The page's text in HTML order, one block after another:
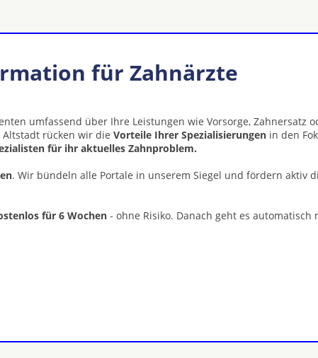
für Zahnärzte
umfassend über Ihre Leistungen wie Vorsorge, Zahnersatz
rücken wir die Vorteile Ihrer Spezialisierungen in den
für ihr aktuelles Zahnproblem.
. Wir bündeln alle Portale in unserem Siegel und fördern aktiv
für 6 Wochen - ohne Risiko. Danach geht es automatisch